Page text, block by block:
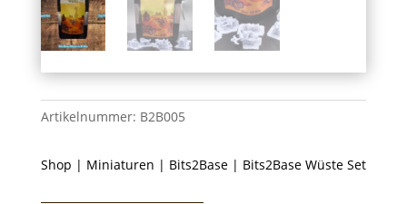
Artikelnummer: B2B005
Shop | Miniaturen | Bits2Base| Bits2Base Wüste Set